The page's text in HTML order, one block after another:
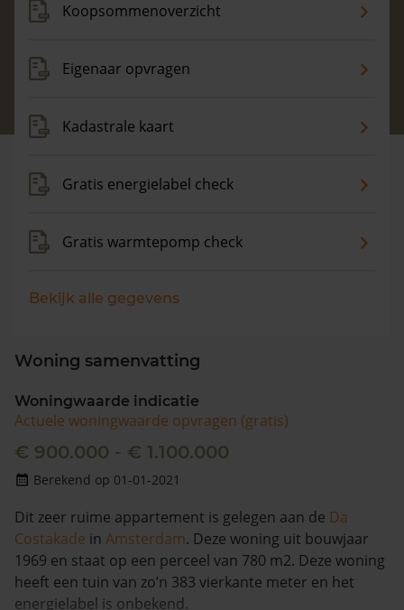
Koopsommenoverzicht
Eigenaar opvragen
Kadastrale kaart
Gratis energielabel check
Gratis warmtepomp check
Bekijk alle gegevens
Woning samenvatting
Woningwaarde indicatie
Actuele woningwaarde opvragen (gratis)
€ 900.000 - € 1.100.000
Berekend op 01-01-2021
Dit zeer ruime appartement is gelegen aan de Da
Costakade in Amsterdam. Deze woning uit bouwjaar
1969 en staat op een perceel van 780 m2. Deze woning
heeft een tuin van zo’n 383 vierkante meter en het
energielabel is onbekend.